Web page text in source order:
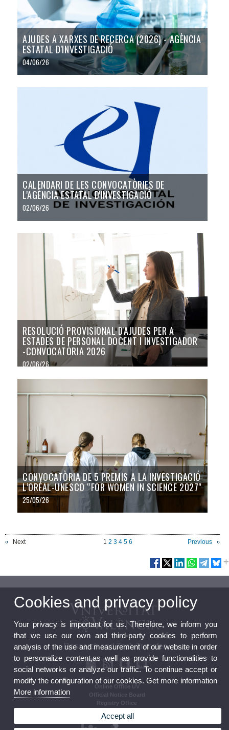
AJUDES A XARXES DE RECERCA (2026) - AGÈNCIA
ESTATAL D'INVESTIGACIÓ
04/06/26
CALENDARI DE LES CONVOCATÒRIES DE
L'AGÈNCIA ESTATAL D'INVESTIGACIÓ
02/06/26
RESOLUCIÓ PROVISIONAL D'AJUDES PER A
ESTADES DE PERSONAL DOCENT I INVESTIGADOR
-CONVOCATÒRIA 2026
02/06/26
CONVOCATÒRIA DE 5 PREMIS A LA INVESTIGACIÓ
L’ORÉAL-UNESCO “FOR WOMEN IN SCIENCE 2027"
25/05/26
Next Previous
1 2 3 4 5 6
Research and Tech Transfer
Online Office UV
Official Notice Board
Registry Office
Cookies and privacy policy
Your privacy is important for us. Therefore, we inform you
that we use our own and third-party cookies to perform
analysis of the use and measurement of our website in order
to personalize content,as well as provide functionalities to
social networks or analyze our traffic. To continue accept or
modify the configuration of our cookies. Get more information
More information
Accept all